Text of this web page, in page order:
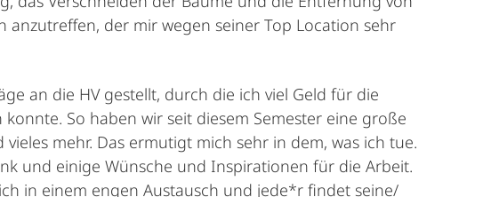
der mir wegen seiner Top Location sehr
an die HV gestellt, durch die ich viel Geld für die
So haben wir seit diesem Semester eine große
mehr. Das ermutigt mich sehr in dem, was ich tue.
und einige Wünsche und Inspirationen für die Arbeit.
in einem engen Austausch und jede*r findet seine/